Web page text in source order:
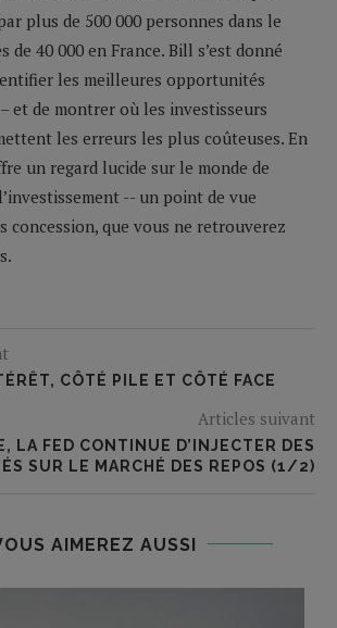
plus de 500 000 personnes dans le
de 40 000 en France. Bill s’est donné
les meilleures opportunités
et de montrer où les investisseurs
les erreurs les plus coûteuses. En
un regard lucide sur le monde de
-- un point de vue
concession, que vous ne retrouverez
CÔTÉ PILE ET CÔTÉ FACE
Articles suivant
LA FED CONTINUE D’INJECTER DES
SUR LE MARCHÉ DES REPOS (1/2)
AIMEREZ AUSSI